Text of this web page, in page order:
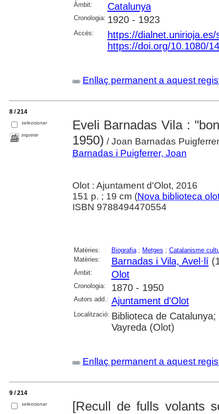
Àmbit: Catalunya
Cronologia: 1920 - 1923
Accés:
https://
https://doi.org/10.1080/
Enllaç permanent a aquest
8 / 214
seleccionar
imprimir
Eveli Barnadas Vila :
1950) / Joan Barnadas Puigferrer
Barnadas i Puigferrer, Joan
Olot : Ajuntament d'Olot, 2016
151 p. ; 19 cm (Nova biblioteca
ISBN 9788494470554
Matèries: Biografia; Metges ; Catalanisme
Matèries:
Barnadas i Vila, Avel·lí
Àmbit: Olot
Cronologia: 1870 - 1950
Autors add.: Ajuntament d'Olot
Localització: Biblioteca de
Vayreda (Olot)
Enllaç permanent a aquest
9 / 214
seleccionar
[Recull de fulls volants